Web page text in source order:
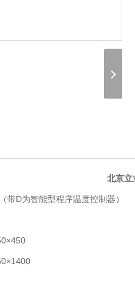
北京立
带D为智能型程序温度控制器）